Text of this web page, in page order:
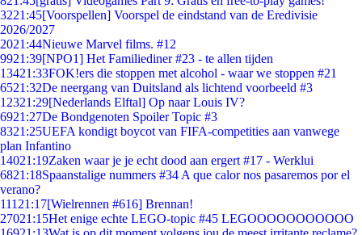
3221:45[Voorspellen] Voorspel de eindstand van de Eredivisie
2026/2027
2021:44Nieuwe Marvel films. #12
9921:39[NPO1] Het Familiediner #23 - te allen tijden
13421:33FOK!ers die stoppen met alcohol - waar we stoppen #21
6521:32De neergang van Duitsland als lichtend voorbeeld #3
12321:29[Nederlands Elftal] Op naar Louis IV?
6921:27De Bondgenoten Spoiler Topic #3
8321:25UEFA kondigt boycot van FIFA-competities aan vanwege
plan Infantino
14021:19Zaken waar je je echt dood aan ergert #17 - Werklui
6821:18Spaanstalige nummers #34 A que calor nos pasaremos por el
verano?
111 21:17[Wielrennen #616] Brennan!
27021:15Het enige echte LEGO-topic #45 LEGOOOOOOOOOOO